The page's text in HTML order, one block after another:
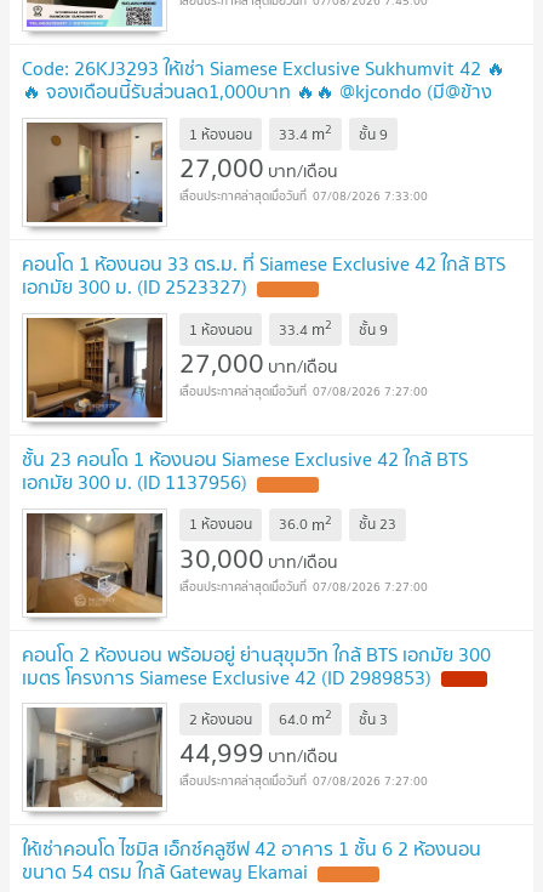
Code: 26KJ3293 ให้เช่า Siamese Exclusive Sukhumvit 42 🔥
🔥 จองเดือนนี้รับส่วนลด1,000บาท 🔥🔥 @kjcondo (มี@ข้าง
หน้าด้วยนะคะ)
1 ห้องนอน 33.4 m2 ชั้น9
27,000 บาท/เดือน
07/08/2026 7:33:00
คอนโด 1 ห้องนอน 33 ตร.ม. ที่ Siamese Exclusive 42 ใกล้ BTS
เอกมัย 300 ม. (ID 2523327)
1 ห้องนอน 33.4 m2 ชั้น9
27,000 บาท/เดือน
07/08/2026 7:27:00
ชั้น 23 คอนโด 1 ห้องนอน Siamese Exclusive 42 ใกล้ BTS
เอกมัย 300 ม. (ID 1137956)
1 ห้องนอน 36.0 m2 ชั้น23
30,000 บาท/เดือน
07/08/2026 7:27:00
คอนโด 2 ห้องนอน พร้อมอยู่ ย่านสุขุมวิท ใกล้ BTS เอกมัย 300
เมตร โครงการ Siamese Exclusive 42 (ID 2989853)
2 ห้องนอน 64.0 m2 ชั้น 3
44,999 บาท/เดือน
07/08/2026 7:27:00
ให้เช่าคอนโด ไซมิส เอ็กซ์คลูซีฟ 42 อาคาร 1 ชั้น 6 2 ห้องนอน
ขนาด 54 ตรม ใกล้ Gateway Ekamai